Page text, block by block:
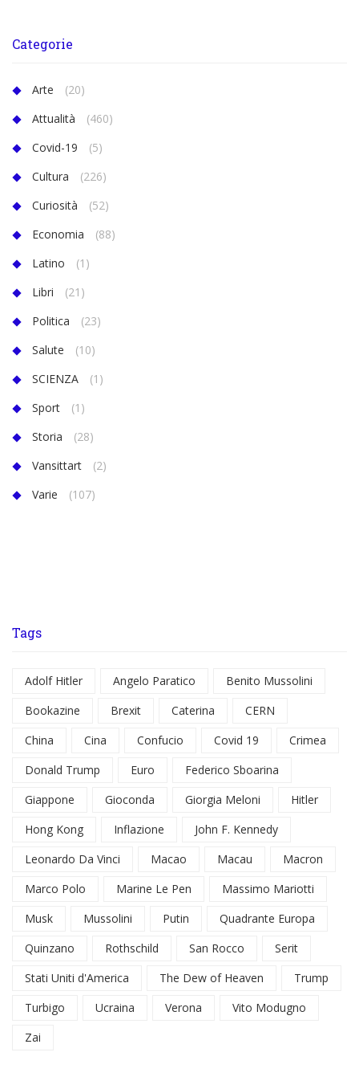
Categorie
Arte
(20)
Attualità
(460)
Covid-19
(5)
Cultura
(226)
Curiosità
(52)
Economia
(88)
Latino
(1)
Libri
(21)
Politica
(23)
Salute
(10)
SCIENZA
(1)
Sport
(1)
Storia
(28)
Vansittart
(2)
Varie
(107)
Tags
Adolf Hitler Angelo Paratico
Benito Mussolini
Bookazine
Brexit Caterina
CERN
China
Cina Confucio Covid 19
Crimea
Donald Trump
Euro
Federico Sboarina
Giappone
Gioconda Giorgia Meloni
Hitler
Hong Kong
Inflazione
John F. Kennedy
Leonardo Da Vinci
Macao Macau
Macron
Marco Polo
Marine Le Pen
Massimo Mariotti
Musk
Mussolini Putin
Quadrante Europa
Quinzano
Rothschild San Rocco
Serit
Stati Uniti d'America
The Dew of Heaven
Trump
Turbigo
Ucraina Verona
Vito Modugno
Zai